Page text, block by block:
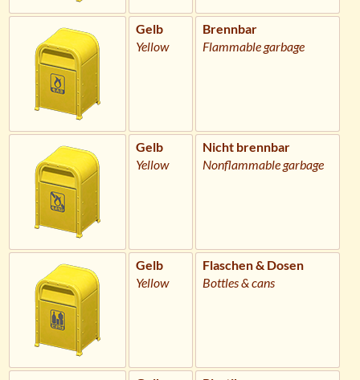
Gelb
Yellow
Brennbar
Flammable garbage
Gelb
Yellow
Nicht brennbar
Nonflammable garbage
Gelb
Yellow
Flaschen & Dosen
Bottles & cans